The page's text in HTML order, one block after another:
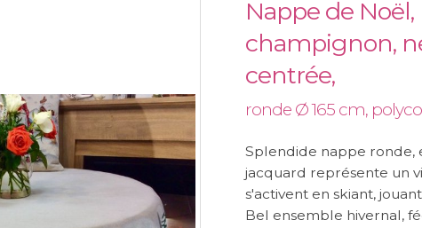
Nappe de
champignon,
centrée,
ronde Ø 165 cm,
Splendide nappe ronde,
jacquard représente un
s'activent en skiant,
Bel ensemble hivernal,